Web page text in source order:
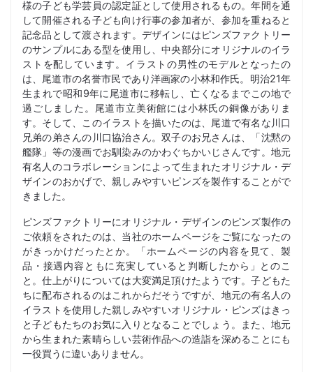
様の子ども学芸員の認定証として使用されるもの。年間を通
して開催される子ども向け行事の参加者が、参加を重ねると
記念品として渡されます。デザインにはピンズファクトリー
のサンプルにある型を使用し、中央部分にオリジナルのイラ
ストを配しています。イラストの男性のモデルとなったの
は、尾道市の名誉市民であり洋画家の小林和作氏。明治21年
生まれで昭和9年に尾道市に移転し、亡くなるまでこの地で
過ごしました。尾道市立美術館には小林氏の銅像がありま
す。そして、このイラストを描いたのは、尾道で有名な川口
兄弟の弟さんの川口協治さん。双子のお兄さんは、「沈黙の
艦隊」等の漫画でお馴染みのかわぐちかいじさんです。地元
有名人のコラボレーションによって生まれたオリジナル・デ
ザインのおかげで、親しみやすいピンズを製作することがで
きました。
ピンズファクトリーにオリジナル・デザインのピンズ製作の
ご依頼をされたのは、当社のホームページをご覧になったの
がきっかけだったとか。「ホームページの内容を見て、製
品・接遇内容ともに充実していると判断したから」とのこ
と。仕上がりについては大変満足頂けたようです。子どもた
ちに配布されるのはこれからだそうですが、地元の有名人の
イラストを使用した親しみやすいオリジナル・ピンズはきっ
と子どもたちのお気に入りとなることでしょう。また、地元
から生まれた素晴らしい芸術作品への造詣を深めることにも
一役買うに違いありません。